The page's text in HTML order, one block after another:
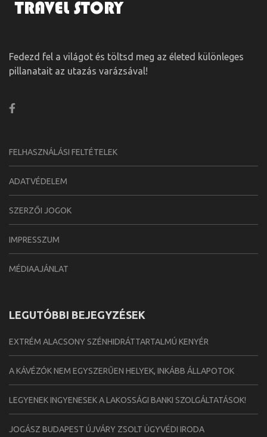
Fedezd fel a világot és töltsd meg az életed különleges
pillanatait az utazás varázsával!
FELHASZNÁLÁSI FELTÉTELEK
ADATVÉDELEM
SZERZŐI JOGOK
IMPRESSZUM
MÉDIAAJÁNLAT
LEGUTÓBBI BEJEGYZÉSEK
EXTRÉM ALACSONY SZÉNHIDRÁTTARTALMÚ KENYÉR
A KÁVÉZÓK NEM EGYSZERŰEN HELYEK, INKÁBB ÁLLAPOTOK
LEGYENEK INGYENESEK A LAKOSSÁGI BANKI SZOLGÁLTATÁSOK!
JOGÁSZ BUDAPEST ÚJVÁRY ZSOLT ÜGYVÉDI IRODA